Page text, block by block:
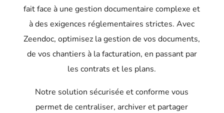
fait face à une gestion documentaire complexe et
à des exigences réglementaires strictes. Avec
Zeendoc, optimisez la gestion de vos documents,
de vos chantiers à la facturation, en passant par
les contrats et les plans.
Notre solution sécurisée et conforme vous
permet de centraliser, archiver et partager